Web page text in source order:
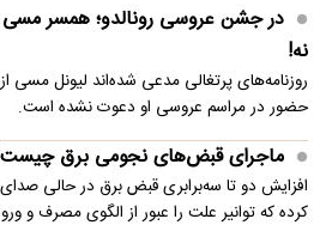
در جشن عروسی رونالدو؛ همسر
نه!
روزنامه‌های پرتغالی مدعی شده‌اند لیونل مسی
حضور در مراسم عروسی او دعوت نشده است.
ماجرای قبض‌های نجومی برق
افزایش دو تا سه‌برابری قبض برق در حالی صدای
کرده که توانیر علت را عبور از الگوی مصرف و